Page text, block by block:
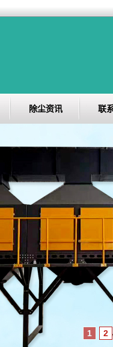
除尘资讯 联
1 2